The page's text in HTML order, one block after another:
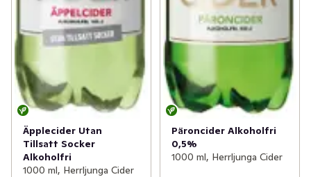
Äpplecider Utan
Tillsatt Socker
Alkoholfri
1000 ml, Herrljunga Cider
Päroncider Alkoholfri
0,5%
1000 ml, Herrljunga Cider